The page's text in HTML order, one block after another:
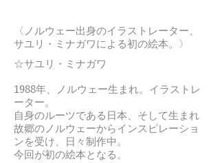
〈ノルウェー出身のイラストレーター、
サユリ・ミナガワによる初の絵本。〉
☆サユリ・ミナガワ
1988年、ノルウェー生まれ。イラストレ
ーター。
自身のルーツである日本、そして生まれ
故郷のノルウェーからインスピレーショ
ンを受け、日々制作中。
今回が初の絵本となる。